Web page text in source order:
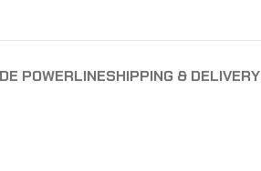
POWERLINESHIPPING & DELIVERY